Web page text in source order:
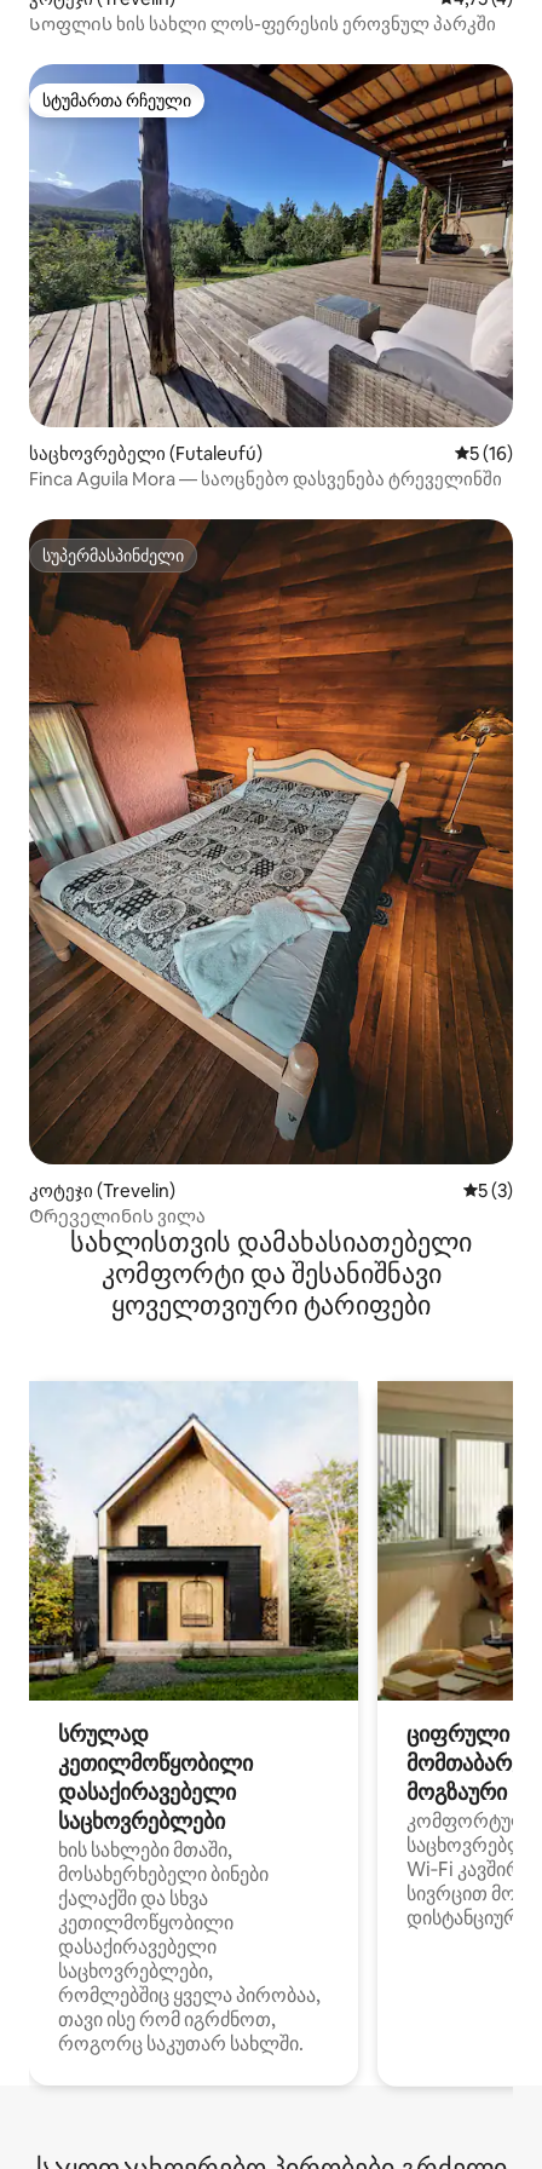
Სოფლის ხის სახლი ლოს-ფერესის ეროვნულ პარკში
სტუმართა რჩეული
სტუმართა რჩეული
საცხოვრებელი (Futaleufú) საშუალო
5 (16)
Finca Aguila Mora — საოცნებო დასვენება ტრეველინში
სუპერმასპინძელი
სუპერმასპინძელი
კოტეჯი (Trevelin)
5 (3)
Ტრეველინის ვილა
სახლისთვის დამახასიათებელი
კომფორტი და შესანიშნავი
ყოველთვიური ტარიფები
სრულად
კეთილმოწყობილი
დასაქირავებელი
საცხოვრებლები
ხის სახლები მთაში,
მოსახერხებელი ბინები
ქალაქში და სხვა
კეთილმოწყობილი
დასაქირავებელი
საცხოვრებლები,
რომლებშიც ყველა პირობაა,
თავი ისე რომ იგრძნოთ,
როგორც საკუთარ სახლში.
ციფრული
მოგზაური
კომფორტული
Wi‑Fi
სივრცით
დისტანციური